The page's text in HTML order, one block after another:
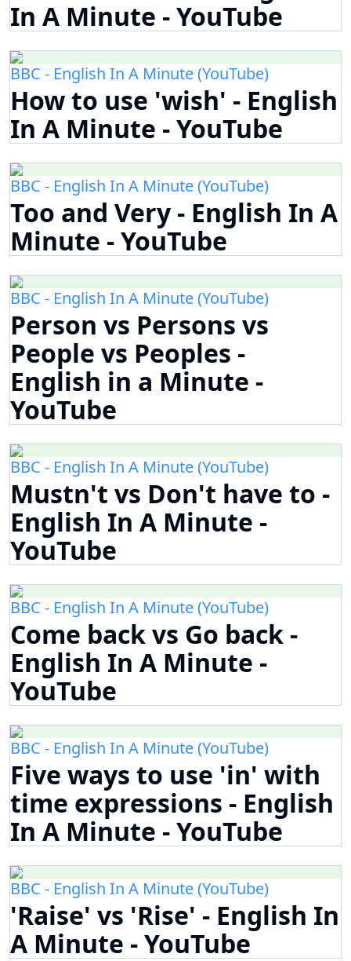
In A Minute - YouTube
BBC - English In A Minute (YouTube)
How to use 'wish' - English
In A Minute - YouTube
BBC - English In A Minute (YouTube)
Too and Very - English In A
Minute - YouTube
BBC - English In A Minute (YouTube)
Person vs Persons vs
People vs Peoples -
English in a Minute -
YouTube
BBC - English In A Minute (YouTube)
Mustn't vs Don't have to -
English In A Minute -
YouTube
BBC - English In A Minute (YouTube)
Come back vs Go back -
English In A Minute -
YouTube
BBC - English In A Minute (YouTube)
Five ways to use 'in' with
time expressions - English
In A Minute - YouTube
BBC - English In A Minute (YouTube)
'Raise' vs 'Rise' - English In
A Minute - YouTube